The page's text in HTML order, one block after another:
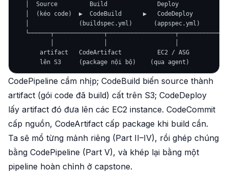
   │  Source         Build              Deploy             │
   │  (kéo code)  ▶  CodeBuild      ▶   CodeDeploy         │
   │              (buildspec.yml)      (appspec.yml)       │
   └──────┬──────────────┬───────────────────┬────────────┘
       artifact   CodeArtifact          EC2 / ASG
CodePipeline cầm nhịp; CodeBuild biến source thành
artifact (gói code đã build) cất trên S3; CodeDeploy
lấy artifact đó đưa lên các EC2 instance. CodeCommit
cấp nguồn, CodeArtifact cấp package khi build cần.
Ta sẽ mổ từng mảnh riêng (Part II–IV), rồi ghép chúng
bằng CodePipeline (Part V), và khép lại bằng một
pipeline hoàn chỉnh ở capstone.